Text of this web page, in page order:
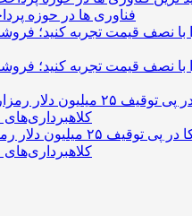
فناوری ها در حوزه
با نصف قیمت تجربه کنید؛
آمریکا در پی توقیف ۲۵